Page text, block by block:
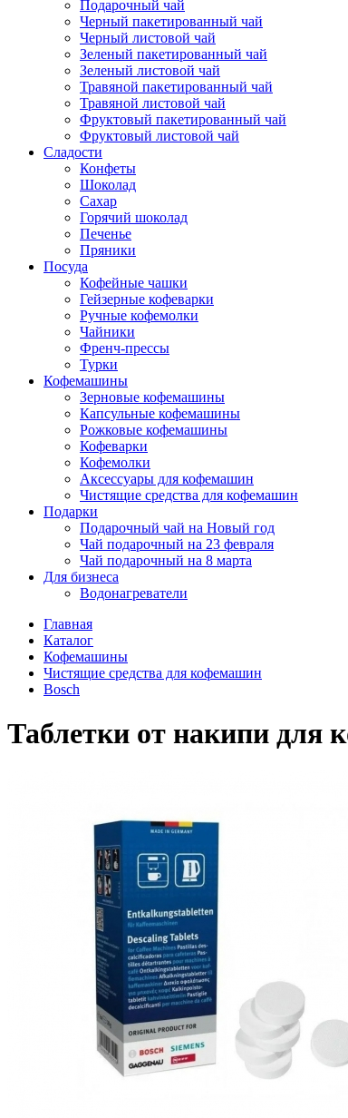
Подарочный чай
Черный пакетированный чай
Черный листовой чай
Зеленый пакетированный чай
Зеленый листовой чай
Травяной пакетированный чай
Травяной листовой чай
Фруктовый пакетированный чай
Фруктовый листовой чай
Сладости
Конфеты
Шоколад
Сахар
Горячий шоколад
Печенье
Пряники
Посуда
Кофейные чашки
Гейзерные кофеварки
Ручные кофемолки
Чайники
Френч-прессы
Турки
Кофемашины
Зерновые кофемашины
Капсульные кофемашины
Рожковые кофемашины
Кофеварки
Кофемолки
Аксессуары для кофемашин
Чистящие средства для кофемашин
Подарки
Подарочный чай на Новый год
Чай подарочный на 23 февраля
Чай подарочный на 8 марта
Для бизнеса
Водонагреватели
Главная
Каталог
Кофемашины
Чистящие средства для кофемашин
Bosch
Таблетки от накипи для